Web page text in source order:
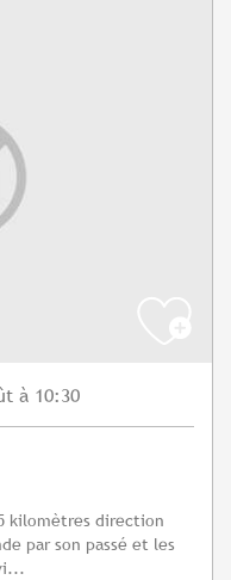
à 10:30
kilomètres direction
par son passé et les